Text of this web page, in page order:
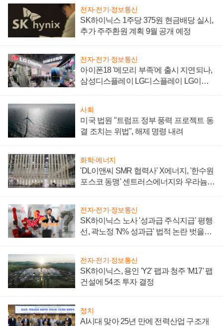
전자·전기·정보통신
SK하이닉스 1주당 375원 현금배당 실시,
추가 주주환원 계획 9월 공개 예정
전자·전기·정보통신
아이폰18 '메모리 부족'에 출시 지연되나,
삼성디스플레이 LG디스플레이 LG이노
사회
미국 법원 "트럼프 정부 풍력 프로젝트 동
결 조치는 위법", 해제 명령 내려
화학·에너지
'DL이앤씨 SMR 협력사' X에너지, '한수원
포스코 동맹' 센트러스에너지와 우라늄
전자·전기·정보통신
SK하이닉스 노사 '성과급 주식지급' 평행
선, 곽노정 'N% 성과급' 법적 논란 벗을지
전자·전기·정보통신
SK하이닉스, 용인 'Y2' 팹과 청주 'M17' 팹
건설에 54조 투자 결정
정치
AI시대 맞아 25년 만에 전력산업 구조개